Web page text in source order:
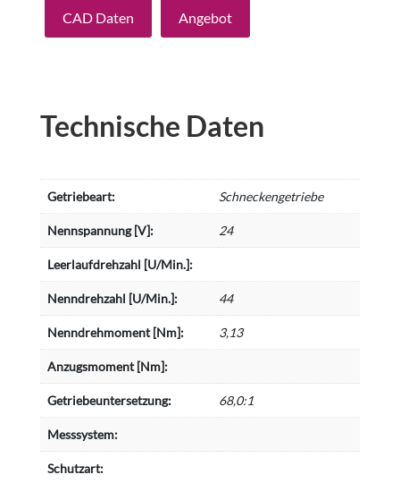
CAD Daten Angebot
Technische Daten
Getriebeart: Schneckengetriebe
Nennspannung [V]: 24
Leerlaufdrehzahl [U/Min.]:
Nenndrehzahl [U/Min.]: 44
Nenndrehmoment [Nm]: 3,13
Anzugsmoment [Nm]:
Getriebeuntersetzung: 68,0:1
Messsystem:
Schutzart: